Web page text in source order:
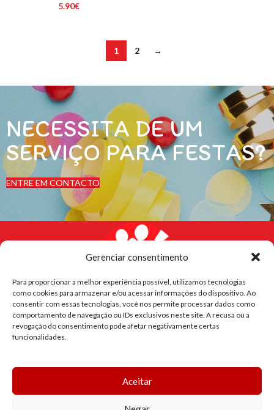
Gerenciar consentimento
Para proporcionar a melhor experiência possível, utilizamos tecnologias
como cookies para armazenar e/ou acessar informações do dispositivo. Ao
consentir com essas tecnologias, você nos permite processar dados como
comportamento de navegação ou IDs exclusivos neste site. A recusa ou a
revogação do consentimento pode afetar negativamente certas
funcionalidades.
Aceitar
5.90€
1 2 →
NECESSITA DE UM
SERVIÇO PARA FESTAS?
ENTRE EM CONTACTO
CONTACTOS
HORÁRIO